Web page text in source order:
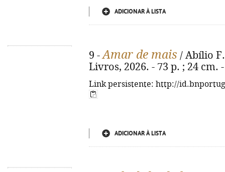
ADICIONAR À LISTA
9 -Amar de mais / Abílio
Livros, 2026. - 73 p. ; 24 cm.
Link persistente: http://
ADICIONAR À LISTA